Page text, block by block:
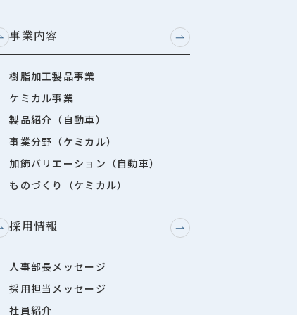
事業内容
樹脂加工製品事業
ケミカル事業
製品紹介（自動車）
事業分野（ケミカル）
加飾バリエーション（自動車）
ものづくり（ケミカル）
採用情報
人事部長メッセージ
採用担当メッセージ
社員紹介